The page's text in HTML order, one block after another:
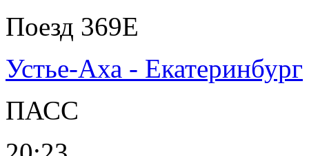
Поезд 369Е
Устье-Аха - Екатеринбург
ПАСС